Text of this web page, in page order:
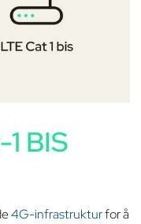
BIS
4G-infrastrukturfor å